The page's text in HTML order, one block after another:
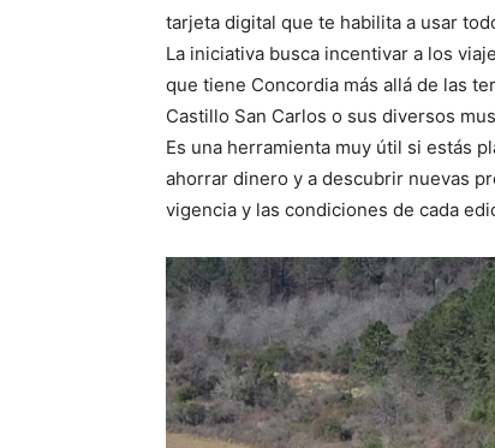
d
u
c
t
o
r
d
e
a
u
d
i
o
tarjeta digital que te habilita a usar
La iniciativa busca incentivar a los
que tiene Concordia más allá de las
Castillo San Carlos o sus diversos
Es una herramienta muy útil si estás
ahorrar dinero y a descubrir nuevas
vigencia y las condiciones de cada
R
e
p
r
o
d